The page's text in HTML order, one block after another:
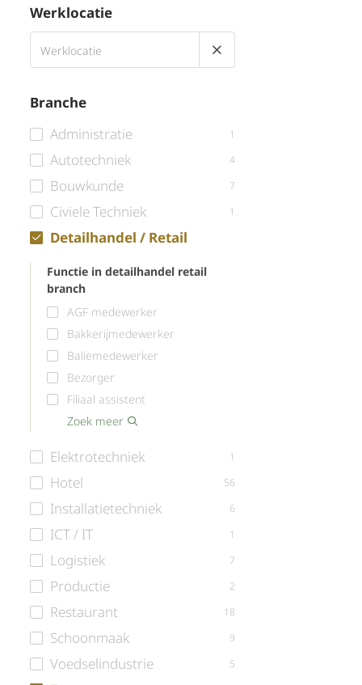
Werklocatie
Branche
Administratie
1
Autotechniek 4
Bouwkunde 7
Civiele Techniek 1
Detailhandel / Retail
Functie in detailhandel retail
branch
AGF medewerker
Bakkerijmedewerker
Baliemedewerker
Bezorger
Filiaal assistent
Kassamedewerker
Klantenservice Medewerker
Planner roostermaker
Schoonmaker medewerker
Slagerij medewerker
Teamleider
Vakkenvuller
Verkoper
Versafdeling medewerker
Vulploeg medewerker
Winkelmedewerker
Zoek meer
Elektrotechniek 1
Hotel 56
Installatietechniek 6
ICT / IT 1
Logistiek 7
Productie 2
Restaurant 18
Schoonmaak 9
Voedselindustrie 5